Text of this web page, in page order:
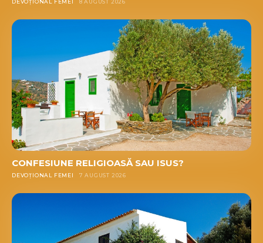
DEVOȚIONAL FEMEI 8 AUGUST 2026
CONFESIUNE RELIGIOASĂ SAU ISUS?
DEVOȚIONAL FEMEI 7 AUGUST 2026